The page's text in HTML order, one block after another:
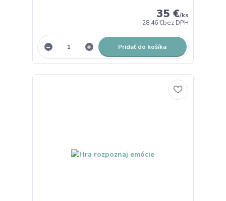
35 €/ks
28,46 €bez DPH
Pridať do košíka